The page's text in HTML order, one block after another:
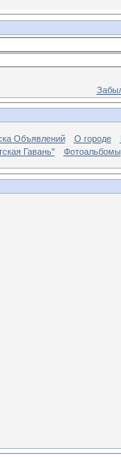
Объявлений О городе
Гавань" Фотоальбомы